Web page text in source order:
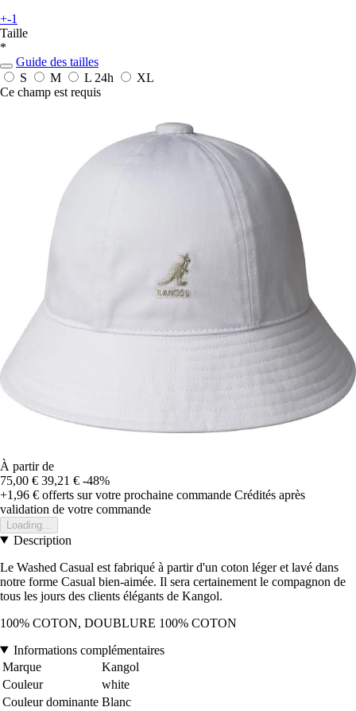
+-1
Taille
*
Guide des tailles
S
M L 24h
XL
Ce champ est requis
À partir de
75,00 € 39,21 € -48%
+1,96 € offerts sur votre prochaine commande Crédités après
validation de votre commande
Loading...
Description
Le Washed Casual est fabriqué à partir d'un coton léger et lavé dans
notre forme Casual bien-aimée. Il sera certainement le compagnon de
tous les jours des clients élégants de Kangol.
100% COTON, DOUBLURE 100% COTON
Informations complémentaires
Marque
Kangol
Couleur
white
Couleur dominante Blanc